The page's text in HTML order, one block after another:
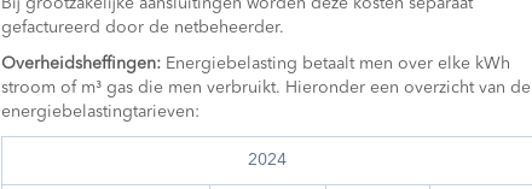
Bij grootzakelijke aansluitingen worden deze kosten separaat
gefactureerd door de netbeheerder.
Overheidsheffingen: Energiebelasting betaalt men over elke kWh
stroom of m³ gas die men verbruikt. Hieronder een overzicht van de
energiebelastingtarieven:
2024